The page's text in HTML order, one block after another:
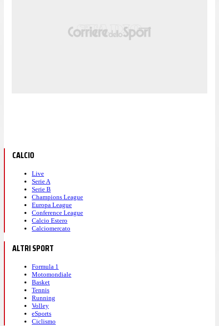
CALCIO
Live
Serie A
Serie B
Champions League
Europa League
Conference League
Calcio Estero
Calciomercato
ALTRI SPORT
Formula 1
Motomondiale
Basket
Tennis
Running
Volley
eSports
Ciclismo